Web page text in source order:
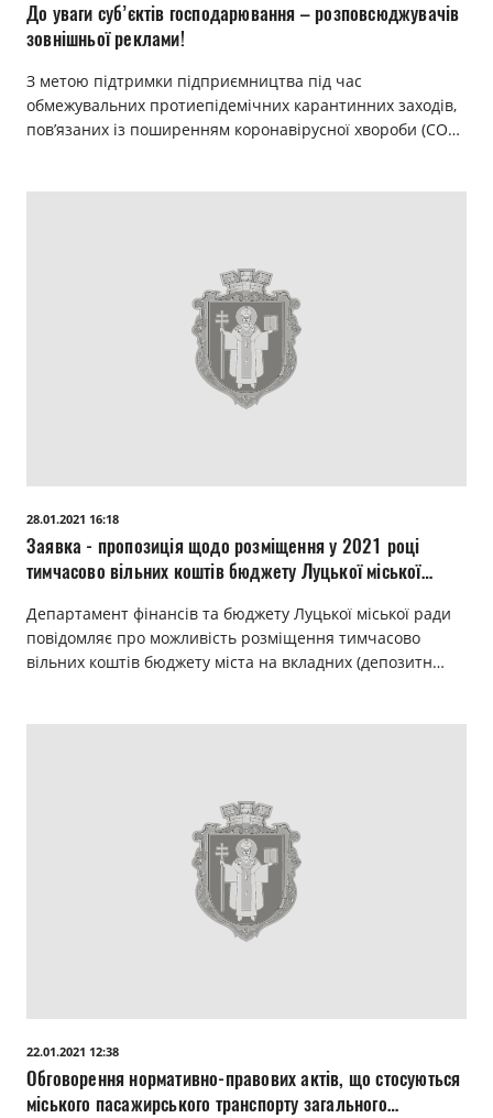
До уваги суб’єктів господарювання – розповсюджувачів
зовнішньої реклами!
З метою підтримки підприємництва під час
обмежувальних протиепідемічних карантинних заходів,
пов’язаних із поширенням коронавірусної хвороби (CO…
28.01.2021 16:18
Заявка - пропозиція щодо розміщення у 2021 році
тимчасово вільних коштів бюджету Луцької міської
банках.
Департамент фінансів та бюджету Луцької міської ради
повідомляє про можливість розміщення тимчасово
вільних коштів бюджету міста на вкладних (депозитн…
22.01.2021 12:38
Обговорення нормативно-правових актів, що стосуються
міського пасажирського транспорту загального